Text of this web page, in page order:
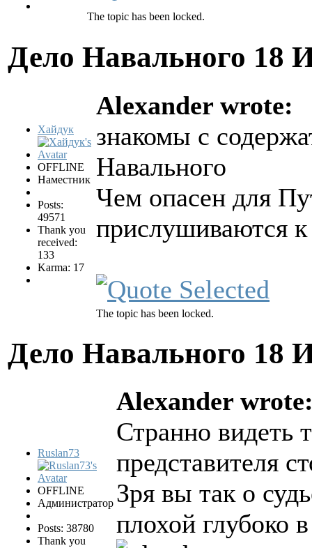
The topic has been locked.
Дело Навального 18
Хайдук
OFFLINE
Наместник
Posts:
49571
Thank you
received:
133
Karma: 17
Alexander wrote:
знакомы с
Навального
Чем опасен для
прислушиваются
The topic has been locked.
Дело Навального 18
Ruslan73
OFFLINE
Администратор
Posts: 38780
Thank you
Alexander
Странно видеть
представителя
Зря вы так о
плохой глубоко